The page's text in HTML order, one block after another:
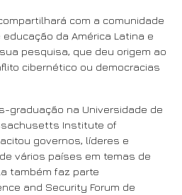
com a comunidade
da América Latina e
pesquisa, que deu origem ao
cibernético ou democracias
graduação na Universidade de
Institute of
governos, líderes e
vários países em temas de
também faz parte
and Security Forum de